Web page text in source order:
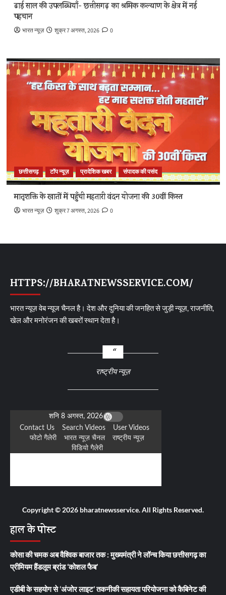
ढाई साल की उपलब्धियाँ- छत्तीसगढ़ का श्रमिक कल्याण के क्षेत्र में नई
पहचान
भारत न्यूज़ शुक्र 7 अगस्त, 2026 0
छत्तीसगढ़ टॉप न्यूज़ प्रादेशिक खबर संपादक की पसंद
मातृशक्ति के खातों में पहुँची महतारी वंदन योजना की 30वीं किस्त
भारत न्यूज़ शुक्र 7 अगस्त, 2026 0
HTTPS://BHARATNEWSSERVICE.COM/
भारत न्यूज़ वेब न्यूज चैनल है। देश और दुनिया की जनहित से जुड़ी न्यूज़, राजनीति,
खेल और मनोरंजन की खबरों स्थान देता है।
राष्ट्रीय न्यूज़
Copyright © 2026 bharatnewsservice. All Rights Reserved.
हाल के पोस्ट
कोसा की चमक अब वैश्विक बाजार तक : मुख्यमंत्री ने लॉन्च किया छत्तीसगढ़ का
प्रीमियम हैंडलूम ब्रांड ‘कोशल फैब’
एडीबी के सहयोग से ‘अंजोर लाइट’ तकनीकी सहायता परियोजना को कैबिनेट की